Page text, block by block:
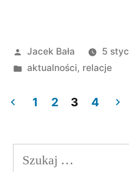
Opublikowane
przez
Jacek Bała
5
Opublikowano
aktualności, relacje
wpisów
1 2 3 4
Szukaj: